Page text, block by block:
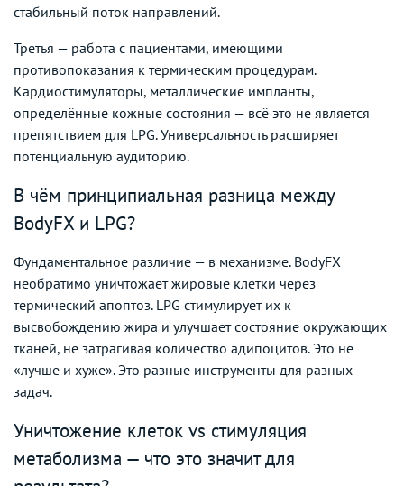
стабильный поток направлений.
Третья — работа с пациентами, имеющими
противопоказания к термическим процедурам.
Кардиостимуляторы, металлические импланты,
определённые кожные состояния — всё это не является
препятствием для LPG. Универсальность расширяет
потенциальную аудиторию.
В чём принципиальная разница между
BodyFX и LPG?
Фундаментальное различие — в механизме. BodyFX
необратимо уничтожает жировые клетки через
термический апоптоз. LPG стимулирует их к
высвобождению жира и улучшает состояние окружающих
тканей, не затрагивая количество адипоцитов. Это не
«лучше и хуже». Это разные инструменты для разных
задач.
Уничтожение клеток vs стимуляция
метаболизма — что это значит для